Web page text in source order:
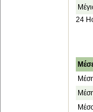
24